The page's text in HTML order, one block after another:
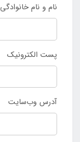
نام و نام خانوادگی
پست الکترونیک
آدرس وب‌سایت